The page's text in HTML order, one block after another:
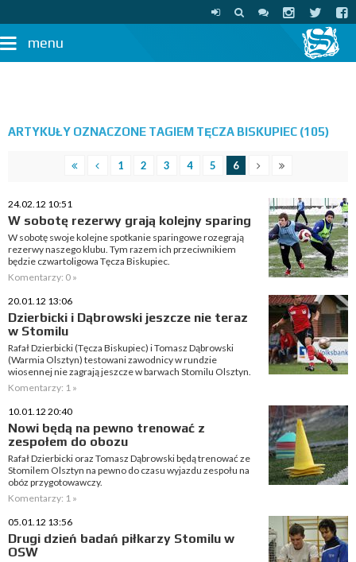
menu
ARTYKUŁY OZNACZONE TAGIEM TĘCZA BISKUPIEC (105)
1 2 3 4 5 6
24.02.12 10:51
W sobotę rezerwy grają kolejny sparing
W sobotę swoje kolejne spotkanie sparingowe rozegrają
rezerwy naszego klubu. Tym razem ich przeciwnikiem
będzie czwartoligowa Tęcza Biskupiec.
Komentarzy: 0 »
20.01.12 13:06
Dzierbicki i Dąbrowski jeszcze nie teraz
w Stomilu
Rafał Dzierbicki (Tęcza Biskupiec) i Tomasz Dąbrowski
(Warmia Olsztyn) testowani zawodnicy w rundzie
wiosennej nie zagrają jeszcze w barwach Stomilu Olsztyn.
Komentarzy: 1 »
10.01.12 20:40
Nowi będą na pewno trenować z
zespołem do obozu
Rafał Dzierbicki oraz Tomasz Dąbrowski będą trenować ze
Stomilem Olsztyn na pewno do czasu wyjazdu zespołu na
obóz przygotowawczy.
Komentarzy: 1 »
05.01.12 13:56
Drugi dzień badań piłkarzy Stomilu w
OSW